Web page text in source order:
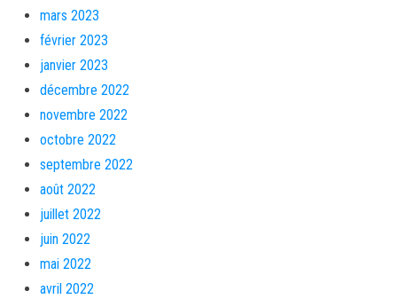
mars 2023
février 2023
janvier 2023
décembre 2022
novembre 2022
octobre 2022
septembre 2022
août 2022
juillet 2022
juin 2022
mai 2022
avril 2022